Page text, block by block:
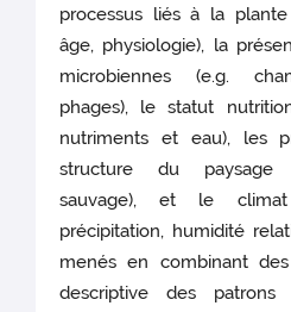
processus liés à la
âge, physiologie), la
microbiennes (e.g.
phages), le statut
nutriments et eau), les
structure du paysage
sauvage), et le climat
précipitation, humidité
menés en combinant
descriptive des